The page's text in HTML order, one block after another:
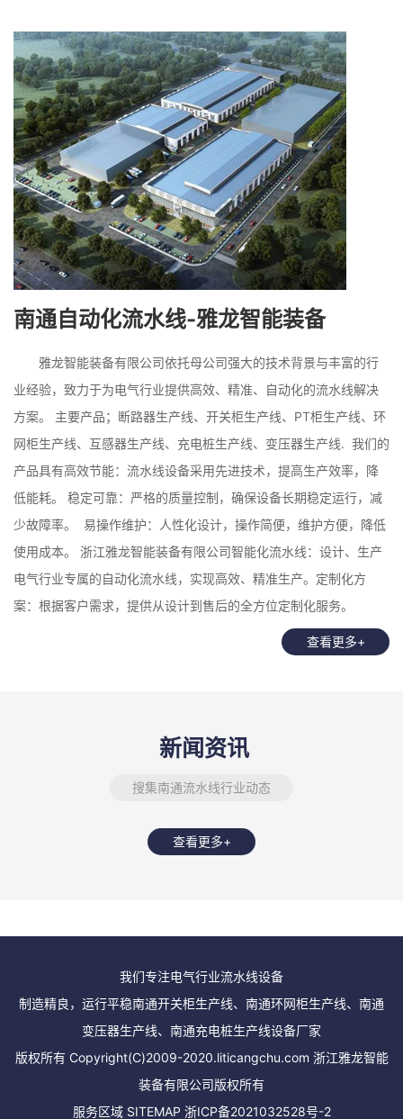
南通自动化流水线-雅龙智能装备
雅龙智能装备有限公司依托母公司强大的技术背景与丰富的行
业经验，致力于为电气行业提供高效、精准、自动化的流水线解决
方案。 主要产品；断路器生产线、开关柜生产线、PT柜生产线、环
网柜生产线、互感器生产线、充电桩生产线、变压器生产线. 我们的
产品具有高效节能：流水线设备采用先进技术，提高生产效率，降
低能耗。 稳定可靠：严格的质量控制，确保设备长期稳定运行，减
少故障率。 易操作维护：人性化设计，操作简便，维护方便，降低
使用成本。 浙江雅龙智能装备有限公司智能化流水线：设计、生产
电气行业专属的自动化流水线，实现高效、精准生产。定制化方
案：根据客户需求，提供从设计到售后的全方位定制化服务。
查看更多+
新闻资讯
搜集南通流水线行业动态
查看更多+
我们专注电气行业流水线设备
制造精良，运行平稳南通开关柜生产线、南通环网柜生产线、南通
变压器生产线、南通充电桩生产线设备厂家
版权所有 Copyright(C)2009-2020.liticangchu.com 浙江雅龙智能
装备有限公司版权所有
服务区域 SITEMAP 浙ICP备2021032528号-2